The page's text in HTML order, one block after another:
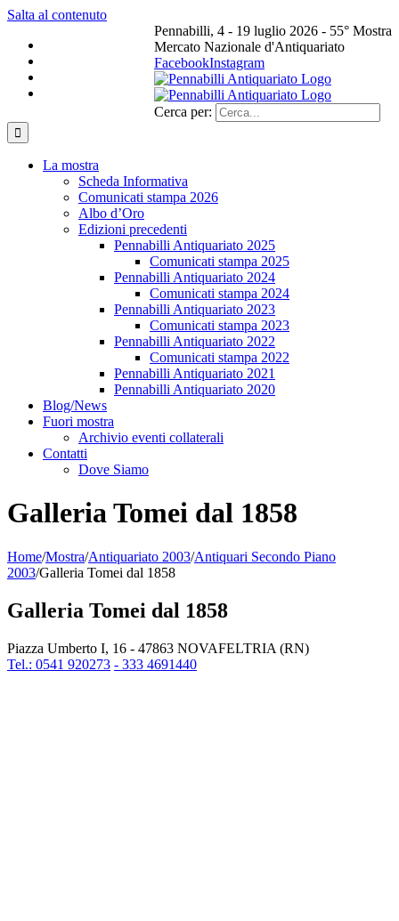
Salta al contenuto
Pennabilli, 4 - 19 luglio 2026 - 55° Mostra
Mercato Nazionale d'Antiquariato
FacebookInstagram
Cerca per:
La mostra
Scheda Informativa
Comunicati stampa 2026
Albo d’Oro
Edizioni precedenti
Pennabilli Antiquariato 2025
Comunicati stampa 2025
Pennabilli Antiquariato 2024
Comunicati stampa 2024
Pennabilli Antiquariato 2023
Comunicati stampa 2023
Pennabilli Antiquariato 2022
Comunicati stampa 2022
Pennabilli Antiquariato 2021
Pennabilli Antiquariato 2020
Blog/News
Fuori mostra
Archivio eventi collaterali
Contatti
Dove Siamo
Galleria Tomei dal 1858
Home/Mostra/Antiquariato 2003/Antiquari Secondo Piano
2003/Galleria Tomei dal 1858
Galleria Tomei dal 1858
Piazza Umberto I, 16 - 47863 NOVAFELTRIA (RN)
Tel.: 0541 920273 - 333 4691440